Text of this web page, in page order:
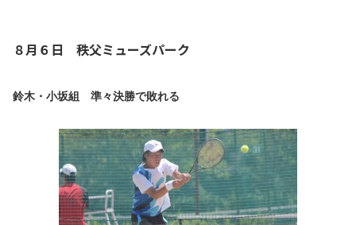
８月６日 秩父ミューズパーク
鈴木・小坂組 準々決勝で敗れる